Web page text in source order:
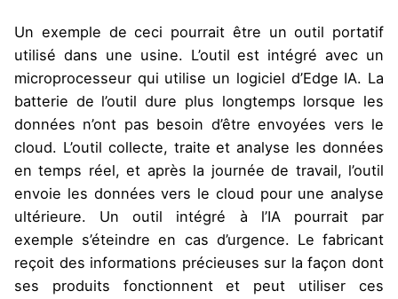
Un exemple de ceci pourrait être un outil portatif
utilisé dans une usine. L’outil est intégré avec un
microprocesseur qui utilise un logiciel d’Edge IA. La
batterie de l’outil dure plus longtemps lorsque les
données n’ont pas besoin d’être envoyées vers le
cloud. L’outil collecte, traite et analyse les données
en temps réel, et après la journée de travail, l’outil
envoie les données vers le cloud pour une analyse
ultérieure. Un outil intégré à l’IA pourrait par
exemple s’éteindre en cas d’urgence. Le fabricant
reçoit des informations précieuses sur la façon dont
ses produits fonctionnent et peut utiliser ces